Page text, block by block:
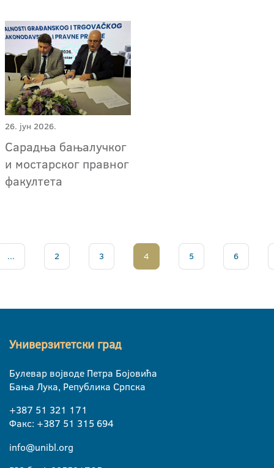
26. јун 2026.
Сарадња бањалучког
и мостарског правног
факултета
... 2 3 4 5 6
Универзитетски град
Булевар војводе Петра Бојовића
Бања Лука, Република Српска
+387 51 321 171
Факс: +387 51 315 694
info@unibl.org